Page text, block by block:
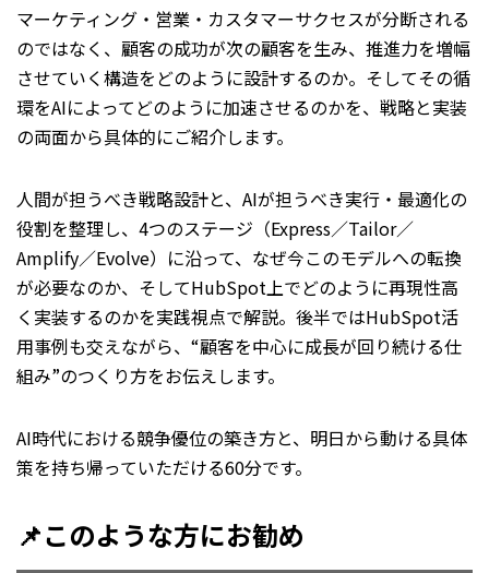
マーケティング・営業・カスタマーサクセスが分断される
のではなく、顧客の成功が次の顧客を生み、推進力を増幅
させていく構造をどのように設計するのか。そしてその循
環をAIによってどのように加速させるのかを、戦略と実装
の両面から具体的にご紹介します。
人間が担うべき戦略設計と、AIが担うべき実行・最適化の
役割を整理し、4つのステージ（Express／Tailor／
Amplify／Evolve）に沿って、なぜ今このモデルへの転換
が必要なのか、そしてHubSpot上でどのように再現性高
く実装するのかを実践視点で解説。後半ではHubSpot活
用事例も交えながら、“顧客を中心に成長が回り続ける仕
組み”のつくり方をお伝えします。
AI時代における競争優位の築き方と、明日から動ける具体
策を持ち帰っていただける60分です。
📌このような方にお勧め